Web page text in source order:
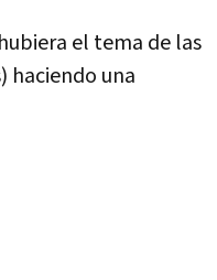
el tema de las
haciendo una